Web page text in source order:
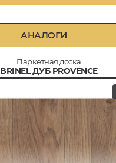
АНАЛОГИ
Паркетная доска
BRINEL ДУБ PROVENCE